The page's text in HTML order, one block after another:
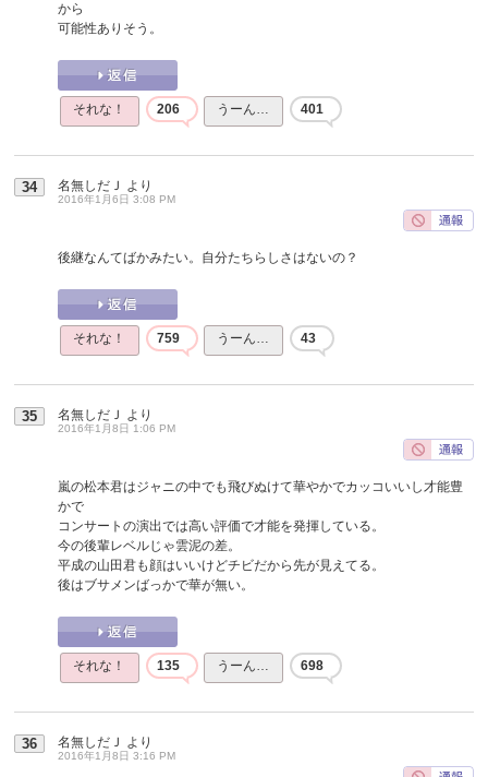
から
可能性ありそう。
それな！ 206 うーん… 401
34 名無しだＪ より
2016年1月6日 3:08 PM
後継なんてばかみたい。自分たちらしさはないの？
それな！ 759 うーん… 43
35 名無しだＪ より
2016年1月8日 1:06 PM
嵐の松本君はジャニの中でも飛びぬけて華やかでカッコいいし才能豊
かで
コンサートの演出では高い評価で才能を発揮している。
今の後輩レベルじゃ雲泥の差。
平成の山田君も顔はいいけどチビだから先が見えてる。
後はブサメンばっかで華が無い。
それな！ 135 うーん… 698
36 名無しだＪ より
2016年1月8日 3:16 PM